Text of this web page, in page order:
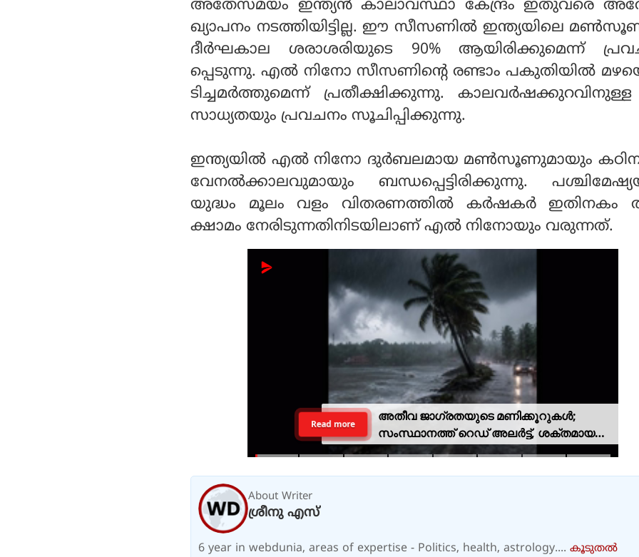
അതേസമയം ഇന്ത്യന്‍ കാലാവസ്ഥാ കേന്ദ്രം ഇതുവരെ
ഖ്യാപനം നടത്തിയിട്ടില്ല. ഈ സീസണില്‍ ഇന്ത്യയിലെ
ദീര്‍ഘകാല ശരാശരിയുടെ 90% ആയിരിക്കുമെന്ന്
പ്പെടുന്നു. എല്‍ നിനോ സീസണിന്റെ രണ്ടാം പകുതിയില്‍
ടിച്ചമര്‍ത്തുമെന്ന് പ്രതീക്ഷിക്കുന്നു. കാലവര്‍ഷക്കുറവിനുള്ള
സാധ്യതയും പ്രവചനം സൂചിപ്പിക്കുന്നു.
ഇന്ത്യയില്‍ എല്‍ നിനോ ദുര്‍ബലമായ മണ്‍സൂണുമായും
വേനല്‍ക്കാലവുമായും ബന്ധപ്പെട്ടിരിക്കുന്നു.
യുദ്ധം മൂലം വളം വിതരണത്തില്‍ കര്‍ഷകര്‍ ഇതിനകം
ക്ഷാമം നേരിടുന്നതിനിടയിലാണ് എല്‍ നിനോയും വരുന്നത്.
അതീവ ജാഗ്രതയുടെ മണിക്കൂറുകൾ;
സംസ്ഥാനത്ത് റെഡ് അലർട്ട്, ശക്തമായ
കാറ്റിനും സാധ്യത
Read more
About Writer
ശ്രീനു എസ്
6 year in webdunia, areas of expertise - Politics, health, astrology.... കൂടുതല്‍